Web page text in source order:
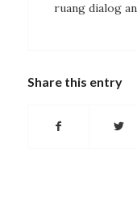
ruang dialog
Share this entry